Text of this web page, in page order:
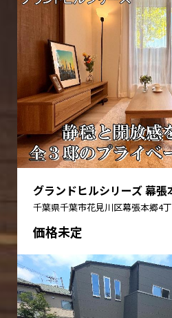
グランドヒルシリーズ 幕張
千葉県千葉市花見川区幕張本郷4
価格未定